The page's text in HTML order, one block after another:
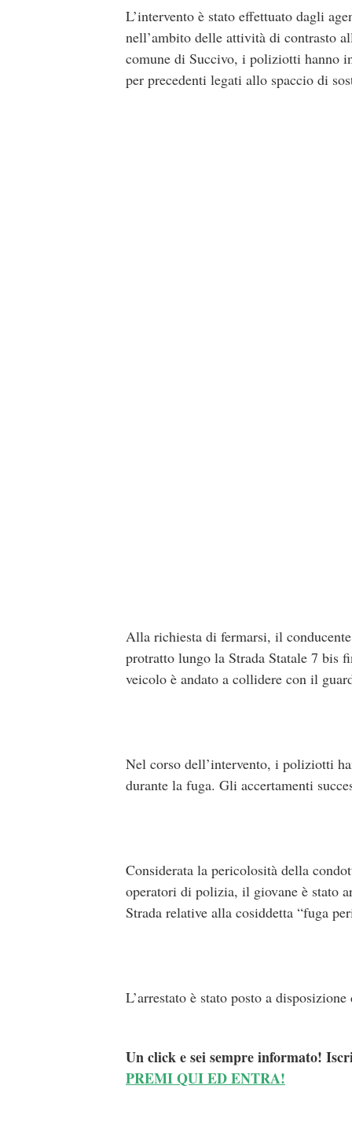
L’intervento è stato effettuato dagli
nell’ambito delle attività di contrasto
comune di Succivo, i poliziotti hanno
per precedenti legati allo spaccio di
Alla richiesta di fermarsi, il
protratto lungo la Strada Statale 7 bis
veicolo è andato a collidere con il
Nel corso dell’intervento, i poliziotti
durante la fuga. Gli accertamenti
Considerata la pericolosità della
operatori di polizia, il giovane è stato
Strada relative alla cosiddetta “fuga
L’arrestato è stato posto a
Un click e sei sempre informato!
PREMI QUI ED ENTRA!